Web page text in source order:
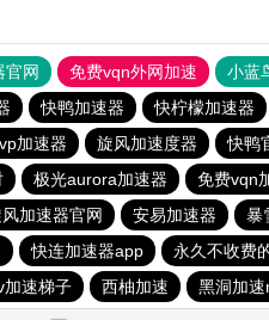
官网 免费vqn外网加速 小蓝
快鸭加速器 快柠檬加速器
加速器 旋风加速度器 快鸭
极光aurora加速器 免费vqn
加速器官网 安易加速器 暴
快连加速器app 永久不收费
加速梯子 西柚加速 黑洞加